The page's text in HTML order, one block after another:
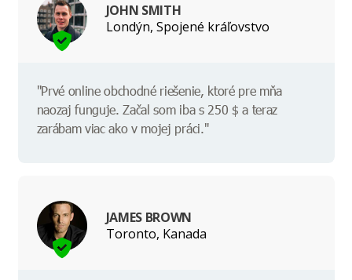
JOHN SMITH
Londýn, Spojené kráľovstvo
"Prvé online obchodné riešenie, ktoré pre mňa
naozaj funguje. Začal som iba s 250 $ a teraz
zarábam viac ako v mojej práci."
JAMES BROWN
Toronto, Kanada